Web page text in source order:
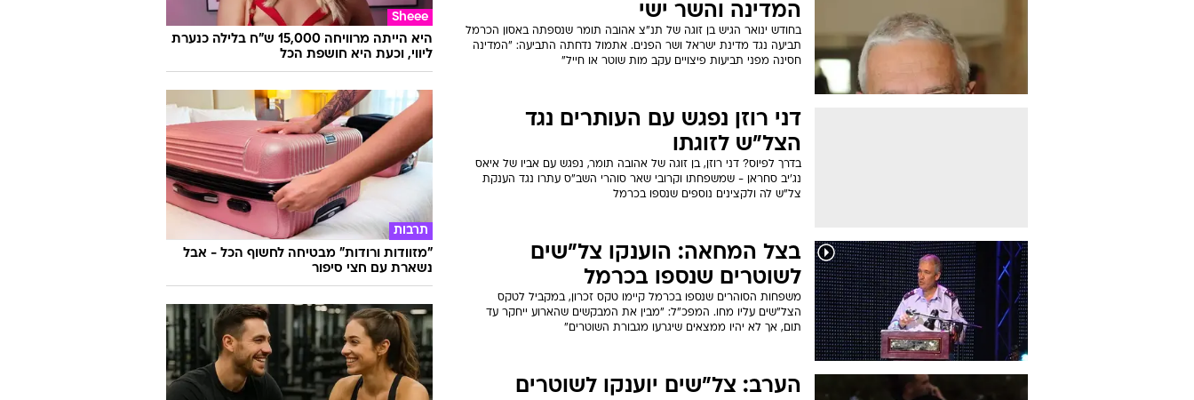
המדינה והשר ישי
בחודש ינואר הגיש בן זוגה של תנ"צ אהובה תומר שנספתה באסון הכרמל
תביעה נגד מדינת ישראל ושר הפנים. אתמול נדחתה התביעה: "המדינה
חסינה מפני תביעות פיצויים עקב מות שוטר או חייל"
דני רוזן נפגש עם העותרים נגד
הצל"ש לזוגתו
בדרך לפיוס? דני רוזן, בן זוגה של אהובה תומר, נפגש עם אביו של איאס
נג'יב סחראן - שמשפחתו וקרובי שאר סוהרי השב"ס עתרו נגד הענקת
צל"ש לה ולקצינים נוספים שנספו בכרמל
בצל המחאה: הוענקו צל"שים
לשוטרים שנספו בכרמל
משפחות הסוהרים שנספו בכרמל קיימו טקס זכרון, במקביל לטקס
הצל"שים עליו מחו. המפכ"ל: "מבין את המבקשים שהארוע ייחקר עד
תום, אך לא יהיו ממצאים שיגרעו מגבורת השוטרים"
הערב: צל"שים יוענקו לשוטרים
Sheee
היא הייתה מרוויחה 15,000 ש"ח בלילה כנערת
ליווי, וכעת היא חושפת הכל
תרבות
"מזוודות ורודות" מבטיחה לחשוף הכל - אבל
נשארת עם חצי סיפור